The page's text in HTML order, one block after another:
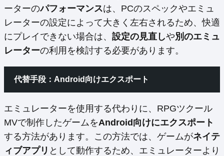
ーターのパフォーマンスは、PCのスペックやエミュ
レーターの設定によって大きく左右されるため、快適
にプレイできない場合は、 設定の見直しや別のエミュ
レーターの利用を検討する必要があります。
代替手段：Android向けエクスポート
エミュレーターを使用する代わりに、RPGツクール
MVで制作したゲームをAndroid向けにエクスポート
する方法があります。この方法では、ゲームがネイテ
ィブアプリ として動作するため、エミュレーターより